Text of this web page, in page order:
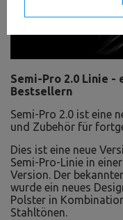
Semi-Pro 2.0 Linie -
Bestsellern
Semi-Pro 2.0 ist eine
und Zubehör für
Dies ist eine neue
Semi-Pro-Linie in
Version. Der
wurde ein neues
Polster in
Stahltönen.